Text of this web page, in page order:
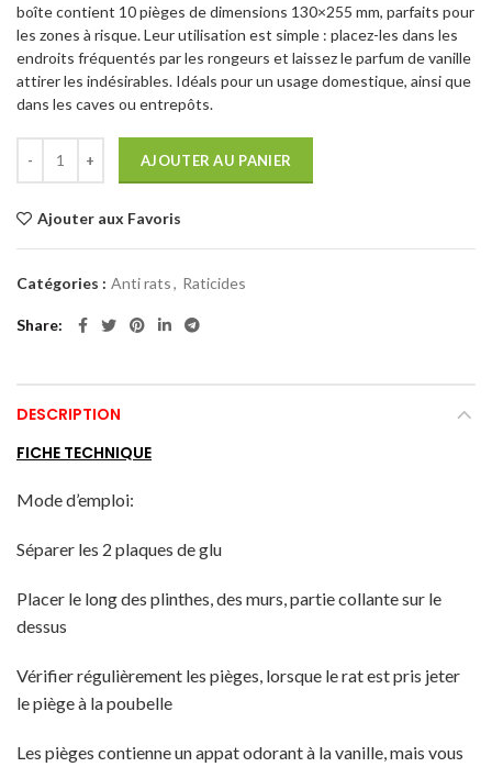
boîte contient 10 pièges de dimensions 130×255 mm, parfaits pour
les zones à risque. Leur utilisation est simple : placez-les dans les
endroits fréquentés par les rongeurs et laissez le parfum de vanille
attirer les indésirables. Idéals pour un usage domestique, ainsi que
dans les caves ou entrepôts.
AJOUTER AU PANIER
Ajouter aux Favoris
Catégories : Anti rats, Raticides
Share
DESCRIPTION
FICHE TECHNIQUE
Mode d’emploi:
Séparer les 2 plaques de glu
Placer le long des plinthes, des murs, partie collante sur le
dessus
Vérifier régulièrement les pièges, lorsque le rat est pris jeter
le piège à la poubelle
Les pièges contienne un appat odorant à la vanille, mais vous